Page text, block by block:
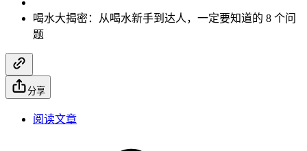
喝水大揭密：从喝水新手到达人，一定要知道的 8 个问
题
分享
阅读文章